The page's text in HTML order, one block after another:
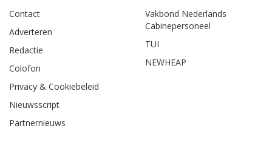
Contact
Adverteren
Redactie
Colofon
Privacy & Cookiebeleid
Nieuwsscript
Partnernieuws
Vakbond Nederlands
Cabinepersoneel
TUI
NEWHEAP